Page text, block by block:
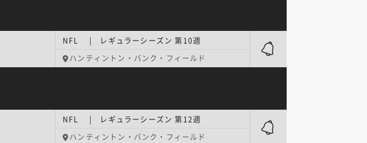
NFL | レギュラーシーズン 第10週
ハンティントン・バンク・フィールド
NFL | レギュラーシーズン 第12週
ハンティントン・バンク・フィールド